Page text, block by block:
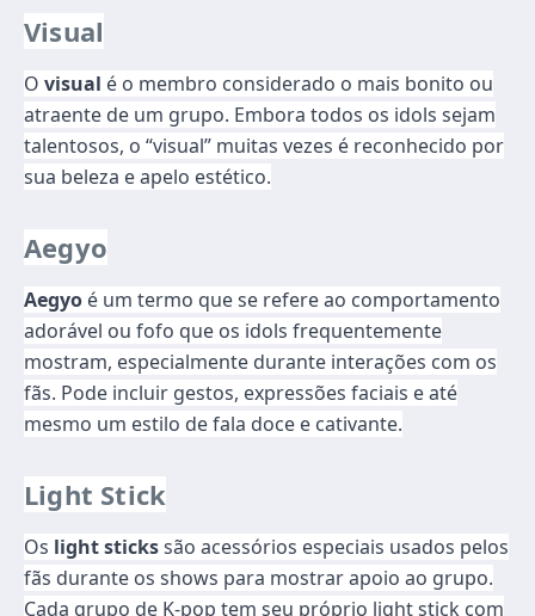
Visual
O visual é o membro considerado o mais bonito ou
atraente de um grupo. Embora todos os idols sejam
talentosos, o “visual” muitas vezes é reconhecido por
sua beleza e apelo estético.
Aegyo
Aegyo é um termo que se refere ao comportamento
adorável ou fofo que os idols frequentemente
mostram, especialmente durante interações com os
fãs. Pode incluir gestos, expressões faciais e até
mesmo um estilo de fala doce e cativante.
Light Stick
Os light stickssão acessórios especiais usados pelos
fãs durante os shows para mostrar apoio ao grupo.
Cada grupo de K-pop tem seu próprio light stick com